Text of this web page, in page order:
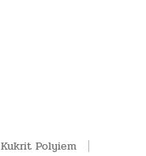
Kukrit Polyiem